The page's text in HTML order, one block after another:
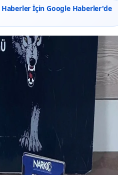
İçin Google Haberler'de